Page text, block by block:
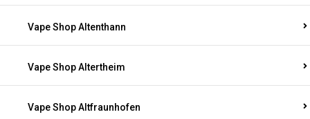
Vape Shop Altenthann
Vape Shop Altertheim
Vape Shop Altfraunhofen